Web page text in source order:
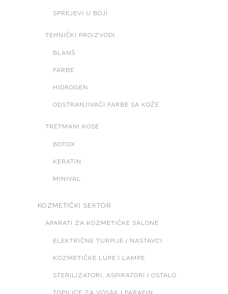
SPREJEVI U BOJI
TEHNIČKI PROIZVODI
BLANŠ
FARBE
HIDROGEN
ODSTRANJIVAČI FARBE SA KOŽE
TRETMANI KOSE
BOTOX
KERATIN
MINIVAL
KOZMETIČKI SEKTOR
APARATI ZA KOZMETIČKE SALONE
ELEKTRIČNE TURPIJE I NASTAVCI
KOZMETIČKE LUPE I LAMPE
STERILIZATORI, ASPIRATORI I OSTALO
TOPILICE ZA VOSAK I PARAFIN